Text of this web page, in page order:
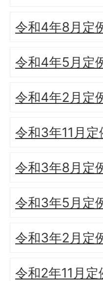
令和4年8月定
令和4年5月定
令和4年2月定
令和3年11月
令和3年8月定
令和3年5月定
令和3年2月定
令和2年11月